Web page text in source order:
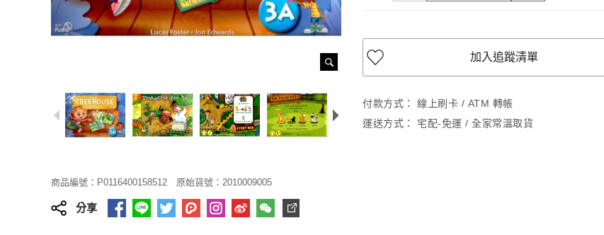
商品編號：P0116400158512 原始貨號：2010009005
分享
加入追蹤清單
付款方式：
線上刷卡 / ATM 轉帳
運送方式：
宅配-免運 / 全家常溫取貨